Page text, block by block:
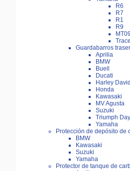
R6
R7
R1
R9
Guardabarros
Aprilia
BMW
Buell
Ducati
Harley
Honda
Kawasaki
MV Agusta
Suzuki
Triumph
Yamaha
Protección de depósito de
BMW
Kawasaki
Suzuki
Yamaha
Protector de tanque de